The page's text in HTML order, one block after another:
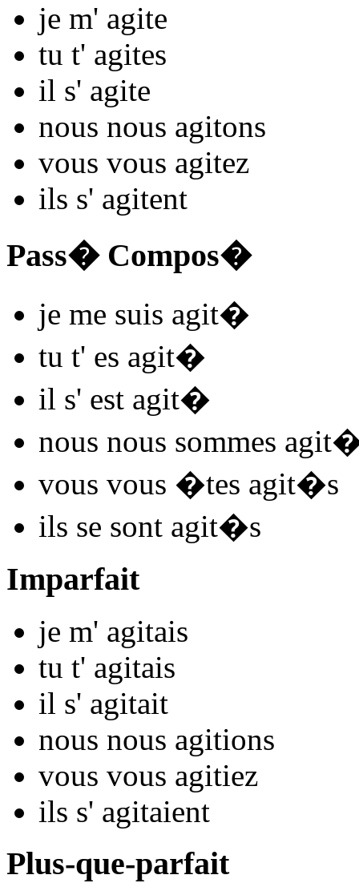
je m' agite
tu t' agites
il s' agite
nous nous agitons
vous vous agitez
ils s' agitent
Pass� Compos�
je me suis agit�
tu t' es agit�
il s' est agit�
nous nous sommes agit
vous vous �tes agit�s
ils se sont agit�s
Imparfait
je m' agitais
tu t' agitais
il s' agitait
nous nous agitions
vous vous agitiez
ils s' agitaient
Plus-que-parfait